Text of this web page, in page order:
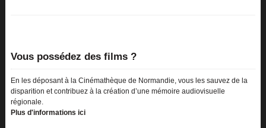
Vous possédez des films ?
En les déposant à la Cinémathèque de Normandie, vous les sauvez de la
disparition et contribuez à la création d’une mémoire audiovisuelle
régionale.
Plus d'informations ici